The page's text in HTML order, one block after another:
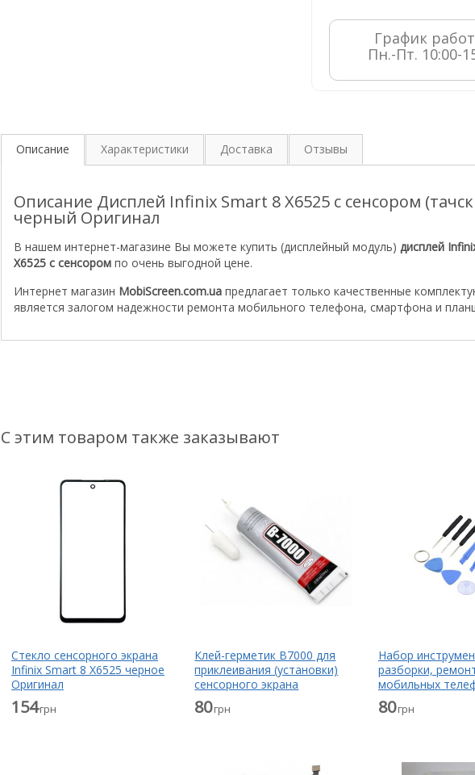
График
Пн.-Пт. 10:00-
Описание Характеристики Доставка Отзывы
Описание Дисплей Infinix Smart 8 X6525 с сенсором
черный Оригинал
В нашем интернет-магазине Вы можете купить (дисплейный модуль) дисплей
X6525 с сенсором по очень выгодной цене.
Интернет магазин MobiScreen.com.ua предлагает только качественные
является залогом надежности ремонта мобильного телефона, смартфона и
С этим товаром также заказывают
Стекло сенсорного экрана
Infinix Smart 8 X6525 черное
Оригинал
154грн
Клей-герметик B7000 для
приклеивания (установки)
сенсорного экрана
(тачскрина), дисплея
(модуля) прозрачный 15 мл
80грн
Набор
разборки,
мобильных
планшетов
80грн